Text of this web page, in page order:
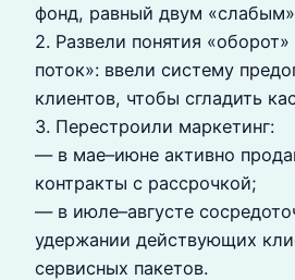
фонд, равный двум
2. Развели понятия
поток»: ввели систему
клиентов, чтобы сгладить
3. Перестроили маркетинг:
— в мае–июне активно
контракты с рассрочкой;
— в июле–августе
удержании действующих
сервисных пакетов.